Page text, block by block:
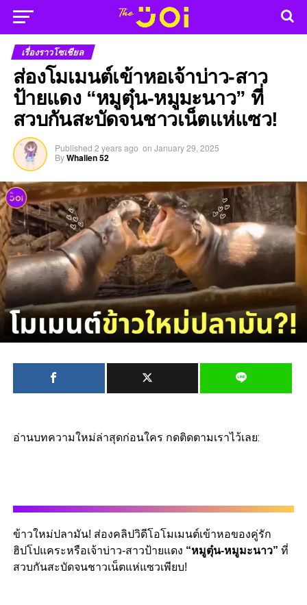
เรื่องราวโซเชียล
ส่องโมเมนต์เข้าหอเจ้าบ่าว-สาว
ป้ายแดง “หมูตุ๋น-หมูมะนาว” ที่
สวบกันสะบัดจนชาวเน็ตแห่แซว!
Published 2 years ago on January 29, 2025
ByWhalien 52
อ่านบทความใหม่ล่าสุดก่อนใคร กดติดตามเราไว้เลย:
ข้าวใหม่ปลามัน! ส่องคลิปวิดีโอโมเมนต์เข้าหอของคู่รัก
ฮิปโปแคระหรือเจ้าบ่าว-สาวป้ายแดง “หมูตุ๋น-หมูมะนาว” ที่
สวบกันสะบัดจนชาวเน็ตแห่แซวเพียบ!